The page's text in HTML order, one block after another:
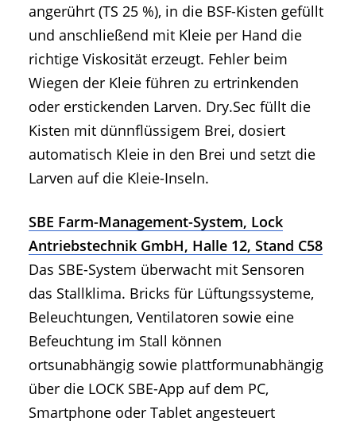
angerührt (TS 25 %), in die BSF-Kisten gefüllt
und anschließend mit Kleie per Hand die
richtige Viskosität erzeugt. Fehler beim
Wiegen der Kleie führen zu ertrinkenden
oder erstickenden Larven. Dry.Sec füllt die
Kisten mit dünnflüssigem Brei, dosiert
automatisch Kleie in den Brei und setzt die
Larven auf die Kleie-Inseln.
SBE Farm-Management-System, Lock
Antriebstechnik GmbH, Halle 12, Stand C58
Das SBE-System überwacht mit Sensoren
das Stallklima. Bricks für Lüftungssysteme,
Beleuchtungen, Ventilatoren sowie eine
Befeuchtung im Stall können
ortsunabhängig sowie plattformunabhängig
über die LOCK SBE-App auf dem PC,
Smartphone oder Tablet angesteuert